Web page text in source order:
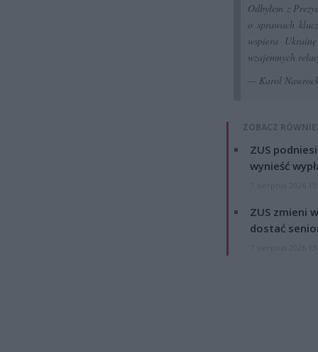
Odbyłem z
o sprawach
wspiera
wzajemnych
— Karol
ZOBACZ
ZUS
wynieść
ZUS zmieni
dostać